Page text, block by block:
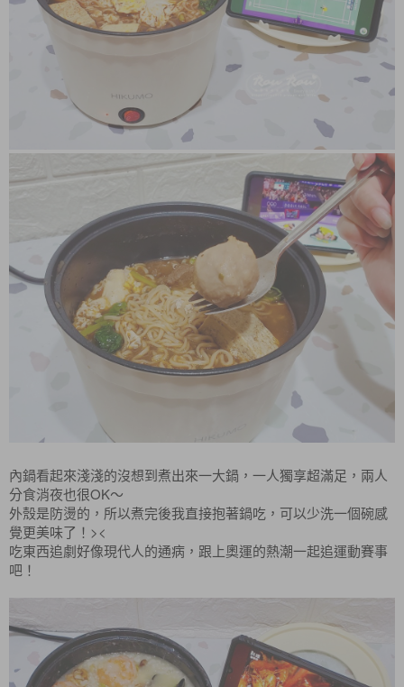
內鍋看起來淺淺的沒想到煮出來一大鍋，一人獨享超滿足，兩人
分食消夜也很OK～
外殼是防燙的，所以煮完後我直接抱著鍋吃，可以少洗一個碗感
覺更美味了！><
吃東西追劇好像現代人的通病，跟上奧運的熱潮一起追運動賽事
吧！